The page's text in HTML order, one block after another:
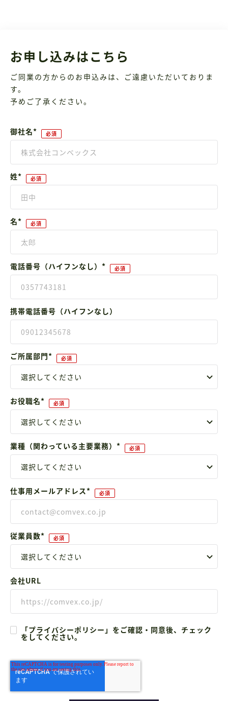
お申し込みはこちら
ご同業の方からのお申込みは、ご遠慮いただいておりま
す。
予めご了承ください。
御社名*
姓*
名*
電話番号（ハイフンなし） *
携帯電話番号（ハイフンなし）
ご所属部門*
お役職名*
業種（関わっている主要業務） *
仕事用メールアドレス*
従業員数*
会社URL
「プライバシーポリシー」をご確認・同意後、チェック
をしてください。